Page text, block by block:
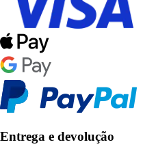
Entrega e devolução